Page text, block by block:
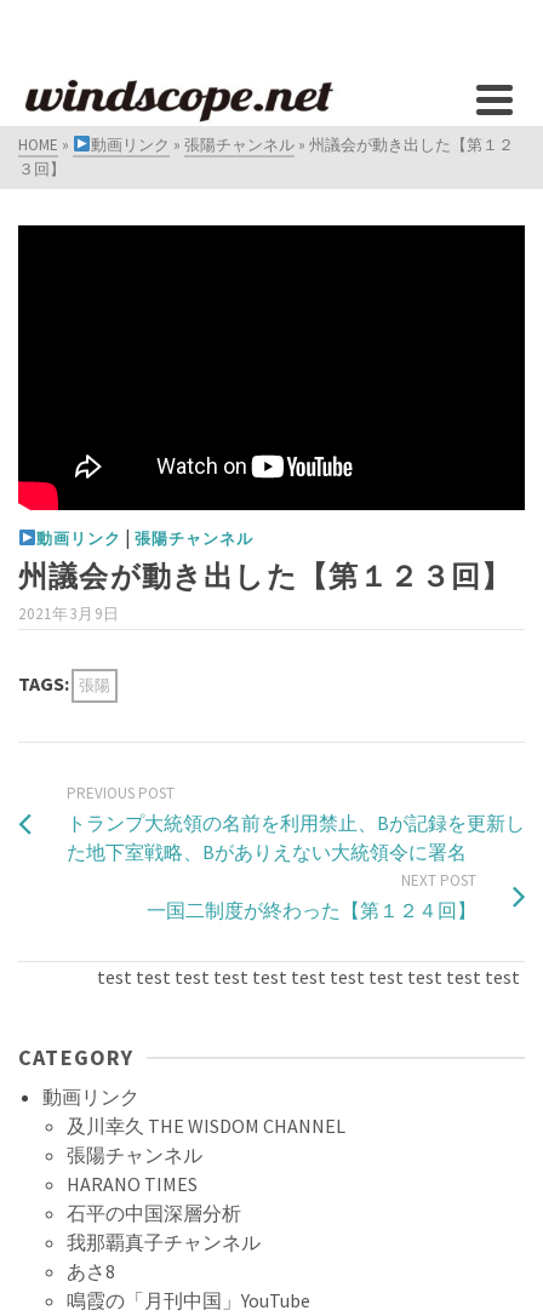
HOME » 動画リンク » 張陽チャンネル » 州議会が動き出した【第１２
３回】
動画リンク | 張陽チャンネル
州議会が動き出した【第１２３回】
2021年3月9日
TAGS: 張陽
PREVIOUS POST
トランプ大統領の名前を利用禁止、Bが記録を更新し
た地下室戦略、Bがありえない大統領令に署名
NEXT POST
一国二制度が終わった【第１２４回】
test test test test test test test test test test test
CATEGORY
動画リンク
及川幸久 THE WISDOM CHANNEL
張陽チャンネル
HARANO TIMES
石平の中国深層分析
我那覇真子チャンネル
あさ8
鳴霞の「月刊中国」YouTube